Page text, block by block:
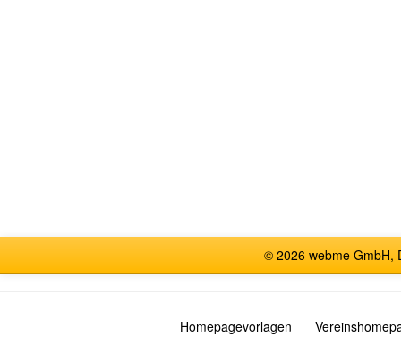
© 2026 webme GmbH,
Homepagevorlagen